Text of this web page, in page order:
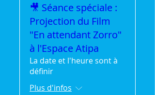
🎥 Séance spéciale :
Projection du Film
"En attendant Zorro"
à l'Espace Atipa
La date et l'heure sont à
définir
Plus d'infos